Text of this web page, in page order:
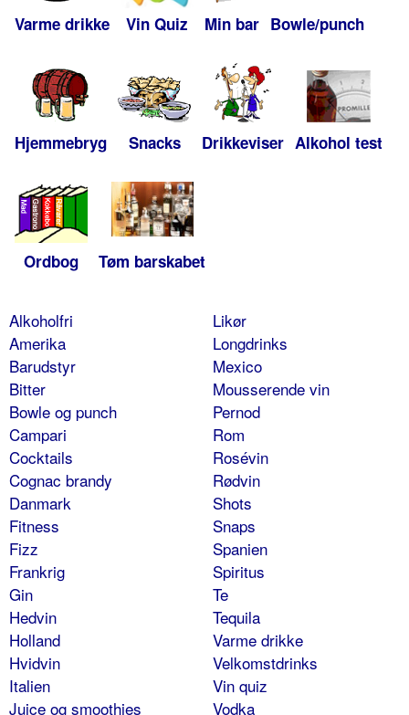
Varme drikke Vin Quiz Min bar Bowle/punch
Hjemmebryg Snacks Drikkeviser Alkohol test
Ordbog Tøm barskabet
Alkoholfri
Amerika
Barudstyr
Bitter
Bowle og punch
Campari
Cocktails
Cognac brandy
Danmark
Fitness
Fizz
Frankrig
Gin
Hedvin
Holland
Hvidvin
Italien
Juice og smoothies
Likør
Longdrinks
Mexico
Mousserende vin
Pernod
Rom
Rosévin
Rødvin
Shots
Snaps
Spanien
Spiritus
Te
Tequila
Varme drikke
Velkomstdrinks
Vin quiz
Vodka